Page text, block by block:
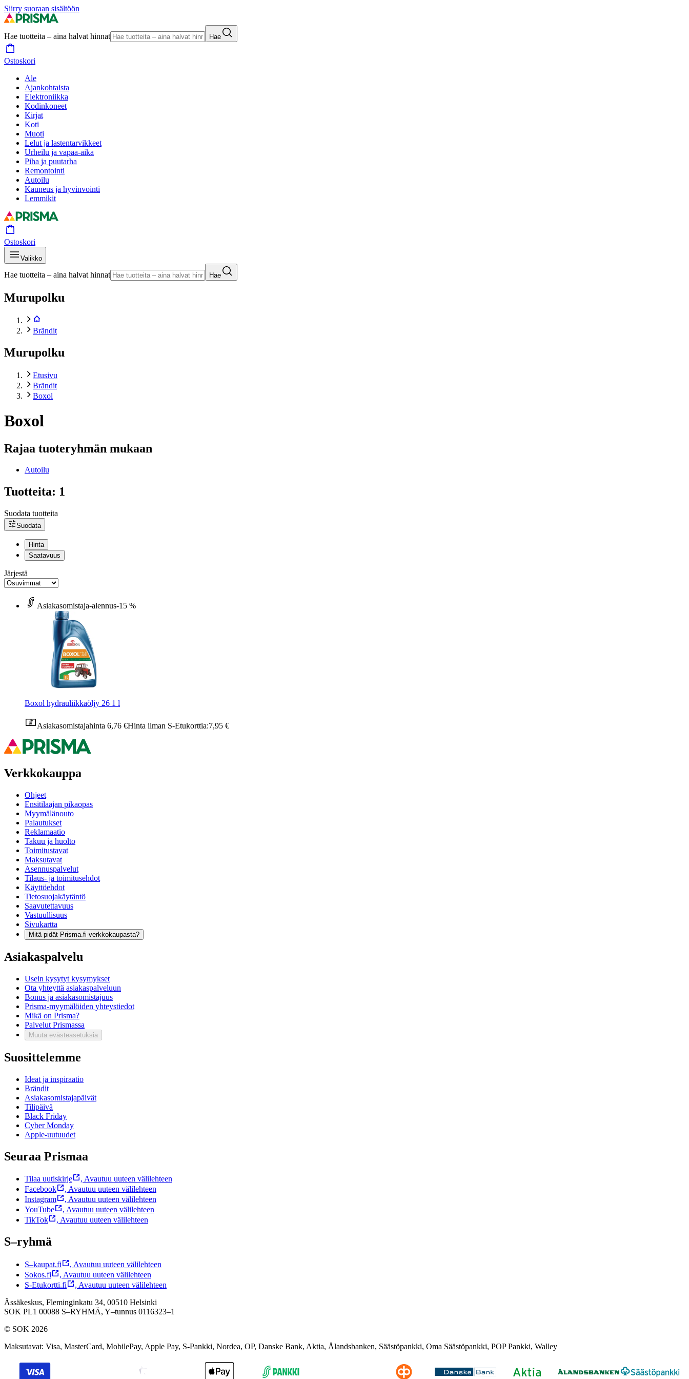
Siirry suoraan sisältöön
Hae tuotteita – aina halvat hinnat Hae
Ostoskori
Ale
Ajankohtaista
Elektroniikka
Kodinkoneet
Kirjat
Koti
Muoti
Lelut ja lastentarvikkeet
Urheilu ja vapaa-aika
Piha ja puutarha
Remontointi
Autoilu
Kauneus ja hyvinvointi
Lemmikit
Ostoskori
Valikko
Hae tuotteita – aina halvat hinnat Hae
Murupolku
Brändit
Murupolku
Etusivu
Brändit
Boxol
Boxol
Rajaa tuoteryhmän mukaan
Autoilu
Tuotteita: 1
Suodata tuotteita
Suodata
Hinta
Saatavuus
Järjestä
Asiakasomistaja-alennus-15 %
Boxol hydrauliikkaöljy 26 1 l
Asiakasomistajahinta 6,76 €Hinta ilman S-Etukorttia:7,95 €
Verkkokauppa
Ohjeet
Ensitilaajan pikaopas
Myymälänouto
Palautukset
Reklamaatio
Takuu ja huolto
Toimitustavat
Maksutavat
Asennuspalvelut
Tilaus- ja toimitusehdot
Käyttöehdot
Tietosuojakäytäntö
Saavutettavuus
Vastuullisuus
Sivukartta
Mitä pidät Prisma.fi-verkkokaupasta?
Asiakaspalvelu
Usein kysytyt kysymykset
Ota yhteyttä asiakaspalveluun
Bonus ja asiakasomistajuus
Prisma-myymälöiden yhteystiedot
Mikä on Prisma?
Palvelut Prismassa
Muuta evästeasetuksia
Suosittelemme
Ideat ja inspiraatio
Brändit
Asiakasomistajapäivät
Tilipäivä
Black Friday
Cyber Monday
Apple-uutuudet
Seuraa Prismaa
Tilaa uutiskirje , Avautuu uuteen välilehteen
Facebook
, Avautuu uuteen välilehteen
Instagram
, Avautuu uuteen välilehteen
YouTube
, Avautuu uuteen välilehteen
TikTok
, Avautuu uuteen välilehteen
S–ryhmä
S–kaupat.fi , Avautuu uuteen välilehteen
Sokos.fi
, Avautuu uuteen välilehteen
S-Etukortti.fi
, Avautuu uuteen välilehteen
Ässäkeskus, Fleminginkatu 34, 00510 Helsinki
SOK PL1 00088 S–RYHMÄ, Y–tunnus 0116323–1
© SOK 2026
Maksutavat: Visa, MasterCard, MobilePay, Apple Pay, S-Pankki, Nordea, OP, Danske Bank, Aktia, Ålandsbanken, Säästöpankki, Oma Säästöpankki, POP Pankki, Walley